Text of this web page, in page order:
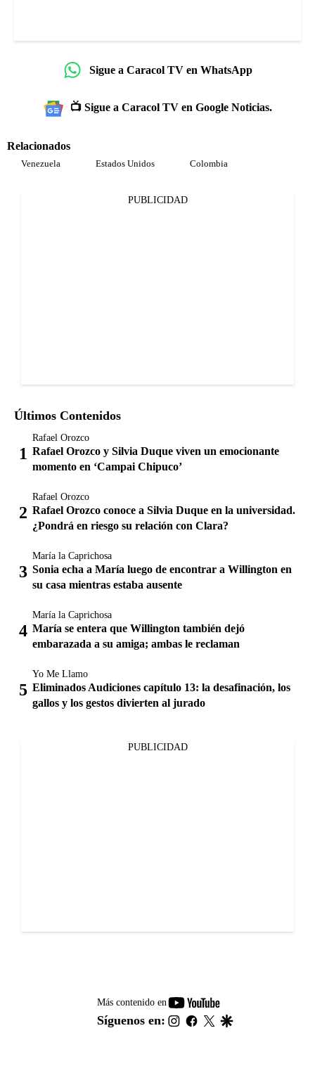
Sigue a Caracol TV en WhatsApp
📺 Sigue a Caracol TV en Google Noticias.
Relacionados
Venezuela Estados Unidos Colombia
PUBLICIDAD
Últimos Contenidos
Rafael Orozco
Rafael Orozco y Silvia Duque viven un emocionante
momento en ‘Campai Chipuco’
Rafael Orozco
Rafael Orozco conoce a Silvia Duque en la universidad.
¿Pondrá en riesgo su relación con Clara?
María la Caprichosa
Sonia echa a María luego de encontrar a Willington en
su casa mientras estaba ausente
María la Caprichosa
María se entera que Willington también dejó
embarazada a su amiga; ambas le reclaman
Yo Me Llamo
Eliminados Audiciones capítulo 13: la desafinación, los
gallos y los gestos divierten al jurado
PUBLICIDAD
Más contenido en
youtube-
footer
Síguenos en: instagram
facebook
twitter